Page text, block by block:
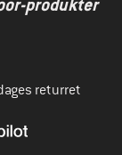
produkter
returret